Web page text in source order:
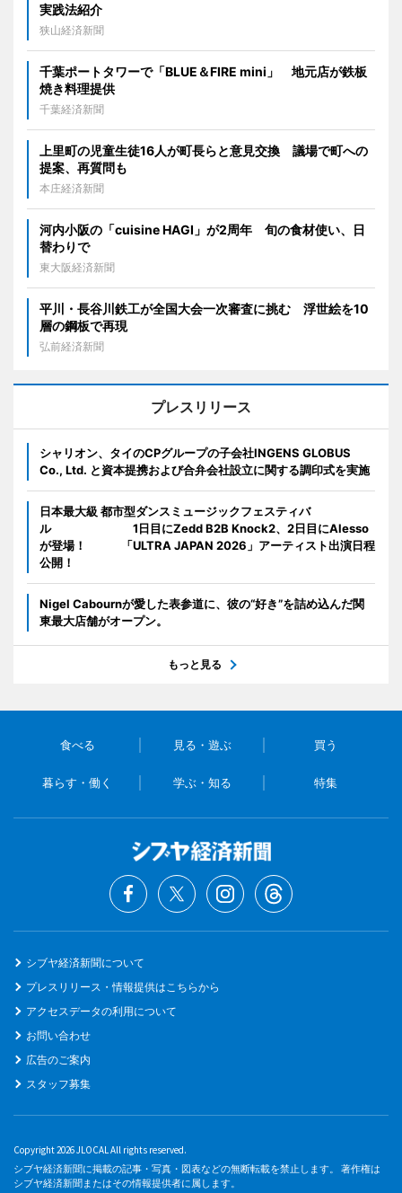
実践法紹介
狭山経済新聞
千葉ポートタワーで「BLUE＆FIRE mini」 地元店が鉄板
焼き料理提供
千葉経済新聞
上里町の児童生徒16人が町長らと意見交換 議場で町への
提案、再質問も
本庄経済新聞
河内小阪の「cuisine HAGI」が2周年 旬の食材使い、日
替わりで
東大阪経済新聞
平川・長谷川鉄工が全国大会一次審査に挑む 浮世絵を10
層の鋼板で再現
弘前経済新聞
プレスリリース
シャリオン、タイのCPグループの子会社INGENS GLOBUS
Co., Ltd. と資本提携および合弁会社設立に関する調印式を実施
日本最大級 都市型ダンスミュージックフェスティバ
ル 1日目にZedd B2B Knock2、2日目にAlesso
が登場！ 「ULTRA JAPAN 2026」アーティスト出演日程
公開！
Nigel Cabournが愛した表参道に、彼の“好き”を詰め込んだ関
東最大店舗がオープン。
もっと見る
食べる 見る・遊ぶ 買う
暮らす・働く 学ぶ・知る 特集
シブヤ経済新聞について
プレスリリース・情報提供はこちらから
アクセスデータの利用について
お問い合わせ
広告のご案内
スタッフ募集
Copyright 2026 JLOCAL All rights reserved.
シブヤ経済新聞に掲載の記事・写真・図表などの無断転載を禁止します。 著作権は
シブヤ経済新聞またはその情報提供者に属します。